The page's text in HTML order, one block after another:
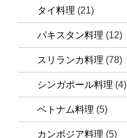
タイ料理 (21)
パキスタン料理 (12)
スリランカ料理 (78)
シンガポール料理 (4)
ベトナム料理 (5)
カンボジア料理 (5)